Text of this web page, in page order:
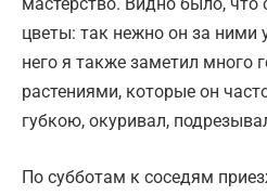
цветы: так нежно он за ними
него я также заметил много
растениями, которые он
губкою, окуривал,
По субботам к соседям